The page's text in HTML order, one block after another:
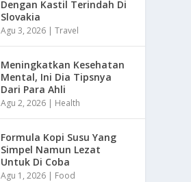
Dengan Kastil Terindah Di
Slovakia
Agu 3, 2026 |Travel
Meningkatkan Kesehatan
Mental, Ini Dia Tipsnya
Dari Para Ahli
Agu 2, 2026 | Health
Formula Kopi Susu Yang
Simpel Namun Lezat
Untuk Di Coba
Agu 1, 2026 | Food